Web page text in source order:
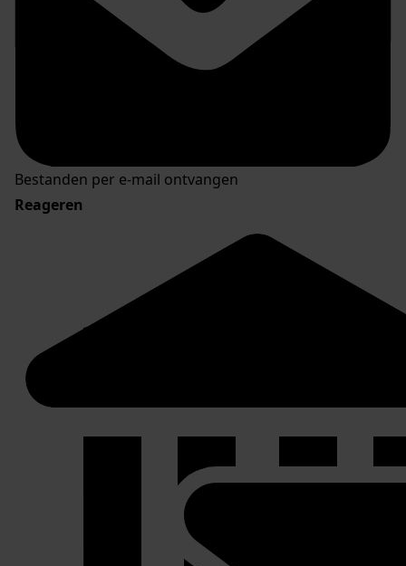
Bestanden per e-mail ontvangen
Reageren